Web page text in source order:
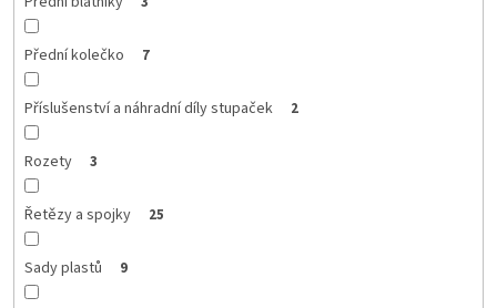
Přední kolečko 7
Příslušenství a náhradní díly stupaček 2
Rozety 3
Řetězy a spojky 25
Sady plastů 9